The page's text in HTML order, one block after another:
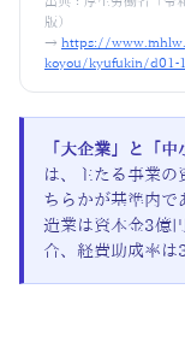
版）
→ https://
koyou/kyufukin/d01-
「大企業」と「中
は、主たる事業の
ちらかが基準内で
造業は資本金3億
合、経費助成率は